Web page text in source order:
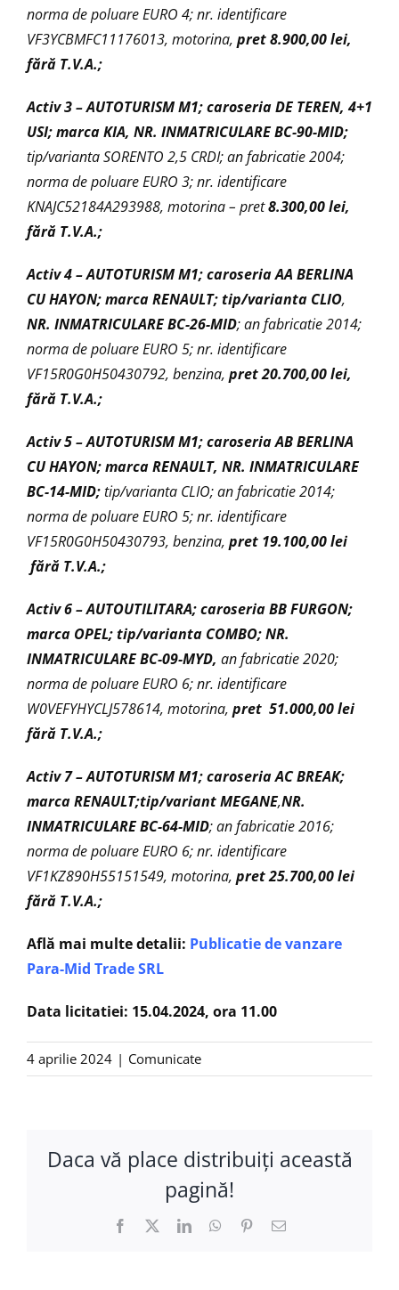
norma de poluare EURO 4; nr. identificare
VF3YCBMFC11176013, motorina, pret8.900,00 lei,
fără T.V.A.;
Activ 3 –AUTOTURISM M1; caroseria DE TEREN, 4+1
USI; marca KIA, NR. INMATRICULARE BC-90-MID;
tip/varianta SORENTO 2,5 CRDI; an fabricatie 2004;
norma de poluare EURO 3; nr. identificare
KNAJC52184A293988, motorina – pret8.300,00 lei,
fără T.V.A.;
Activ 4 –AUTOTURISM M1; caroseria AA BERLINA
CU HAYON; marca RENAULT; tip/varianta CLIO,
NR. INMATRICULARE BC-26-MID; an fabricatie 2014;
norma de poluare EURO 5; nr. identificare
VF15R0G0H50430792, benzina, pret20.700,00 lei,
fără T.V.A.;
Activ 5 –AUTOTURISM M1; caroseria AB BERLINA
CU HAYON; marca RENAULT, NR. INMATRICULARE
BC-14-MID;tip/varianta CLIO; an fabricatie 2014;
norma de poluare EURO 5; nr. identificare
VF15R0G0H50430793, benzina, pret 19.100,00 lei
fără T.V.A.;
Activ 6 –AUTOUTILITARA; caroseria BB FURGON;
marca OPEL; tip/varianta COMBO;NR.
INMATRICULARE BC-09-MYD, an fabricatie 2020;
norma de poluare EURO 6; nr. identificare
W0VEFYHYCLJ578614, motorina, pret 51.000,00 lei
fără T.V.A.;
Activ 7 –AUTOTURISM M1; caroseria AC BREAK;
marca RENAULT;tip/variant MEGANE,NR.
INMATRICULARE BC-64-MID; an fabricatie 2016;
norma de poluare EURO 6; nr. identificare
VF1KZ890H55151549, motorina, pret 25.700,00 lei
fără T.V.A.;
Află mai multe detalii: Publicatie de vanzare
Para-Mid Trade SRL
Data licitatiei: 15.04.2024, ora 11.00
4 aprilie 2024 | Comunicate
Daca vă place distribuiţi această
pagină!
Facebook LinkedInWhatsApp
Pinterest
E-